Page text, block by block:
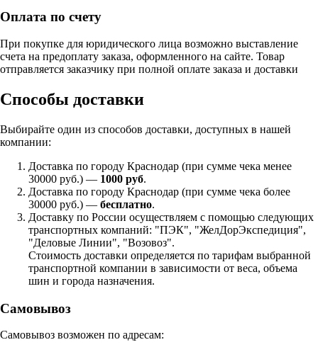
Оплата по счету
При покупке для юридического лица возможно выставление
счета на предоплату заказа, оформленного на сайте. Товар
отправляется заказчику при полной оплате заказа и доставки
Способы доставки
Выбирайте один из способов доставки, доступных в нашей
компании:
Доставка по городу Краснодар (при сумме чека менее
30000 руб.) — 1000 руб.
Доставка по городу Краснодар (при сумме чека более
30000 руб.) — бесплатно.
Доставку по России осуществляем с помощью следующих
транспортных компаний: "ПЭК", "ЖелДорЭкспедиция",
"Деловые Линии", "Возовоз".
Стоимость доставки определяется по тарифам выбранной
транспортной компании в зависимости от веса, объема
шин и города назначения.
Самовывоз
Самовывоз возможен по адресам: